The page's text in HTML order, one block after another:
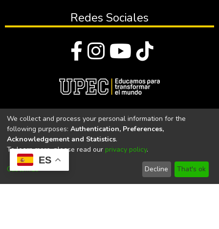
ES
Redes Sociales
Universidad Politécnica Estatal del Carchi
Universidad Politécnica Estatal del Carchi | Acreditada por el
CACES Resolución N°. 160-SE-33-CACES-2020
We collect and process your personal information for the
following purposes: Authentication, Preferences,
Acknowledgement and Statistics.
To learn more, please read our privacy policy.
Customize Decline That's ok